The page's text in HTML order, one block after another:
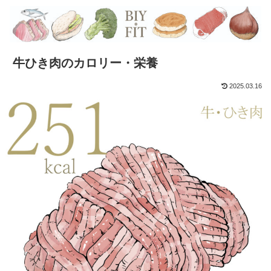
牛ひき肉のカロリー・栄養
2025.03.16